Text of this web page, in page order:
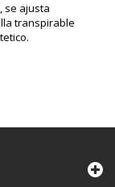
se ajusta
transpirable